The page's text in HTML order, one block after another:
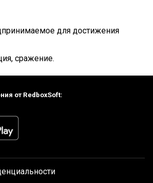
для достижения
сражение.
от RedboxSoft: